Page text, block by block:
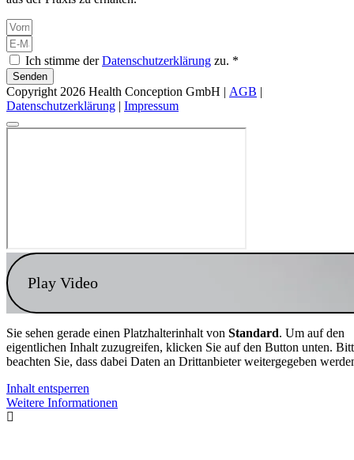
Ich stimme derDatenschutzerklärung zu. *
Senden
Copyright 2026 Health Conception GmbH | AGB |
Datenschutzerklärung | Impressum
Play Video
Sie sehen gerade einen Platzhalterinhalt von Standard. Um auf den
eigentlichen Inhalt zuzugreifen, klicken Sie auf den Button unten.
beachten Sie, dass dabei Daten an Drittanbieter weitergegeben
Inhalt entsperren
Weitere Informationen